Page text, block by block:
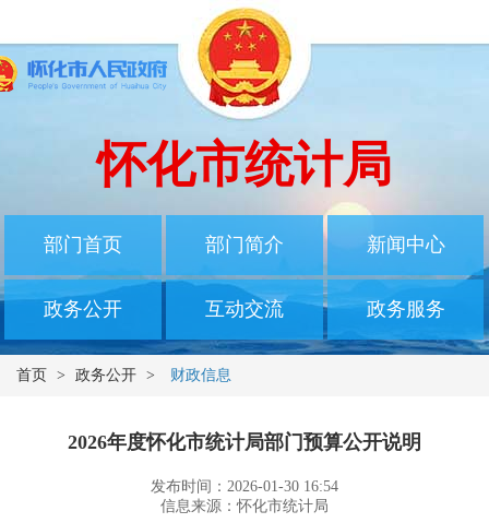
怀化市统计局
部门首页 部门简介 新闻中心
政务公开 互动交流 政务服务
首页 > 政务公开 > 财政信息
2026年度怀化市统计局部门预算公开说明
发布时间：2026-01-30 16:54
信息来源：怀化市统计局